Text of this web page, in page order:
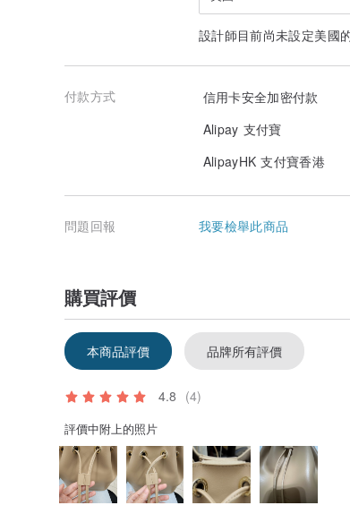
設計師目前尚未設定美國
付款方式
信用卡安全加密付款
Alipay 支付寶
AlipayHK 支付寶香港
問題回報 我要檢舉此商品
購買評價
本商品評價 品牌所有評價
4.8 (4)
評價中附上的照片